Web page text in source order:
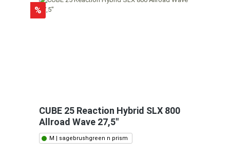
%
CUBE 25 Reaction Hybrid SLX 800
Allroad Wave 27,5"
M | sagebrushgreen n prism